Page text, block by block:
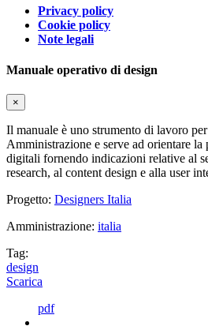
Privacy policy
Cookie policy
Note legali
Manuale operativo di design
×
Il manuale è uno strumento di lavoro
Amministrazione e serve ad orientare la
digitali fornendo indicazioni relative al
research, al content design e alla user
Progetto: Designers Italia
Amministrazione: italia
Tag:
design
Scarica
pdf